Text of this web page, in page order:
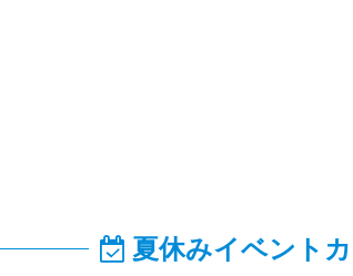
夏休みイベント